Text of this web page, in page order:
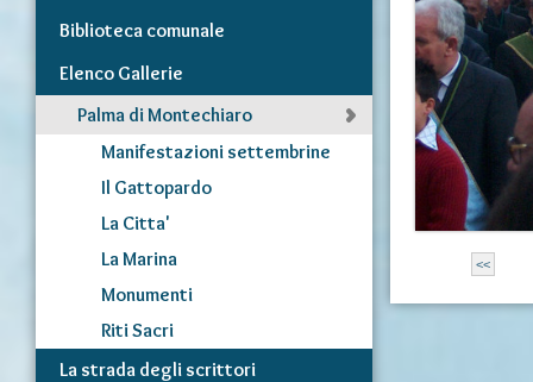
Biblioteca comunale
Elenco Gallerie
Palma di Montechiaro
Manifestazioni settembrine
Il Gattopardo
La Citta'
La Marina
Monumenti
Riti Sacri
La strada degli scrittori
<<